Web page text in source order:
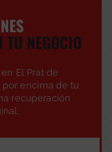
NEGOCIO
El Prat de
encima de tu
recuperación